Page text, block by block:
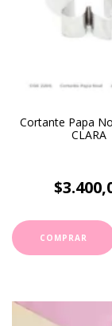
Cortante Papa
CLARA